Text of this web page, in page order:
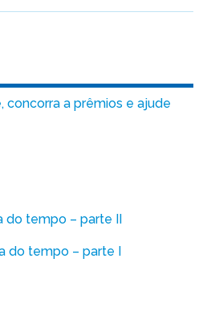
concorra a prêmios e ajude
do tempo – parte II
do tempo – parte I